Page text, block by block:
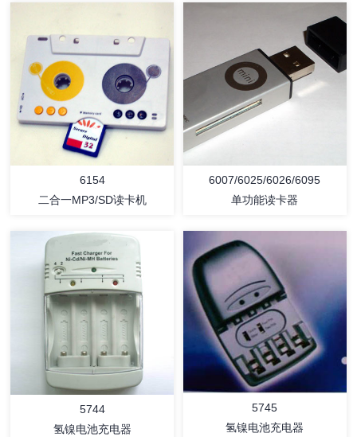
详情 详情
详情
6154
二合一MP3/SD读卡机
详情
6007/6025/6026/6095
单功能读卡器
5744
氢镍电池充电器
5745
氢镍电池充电器